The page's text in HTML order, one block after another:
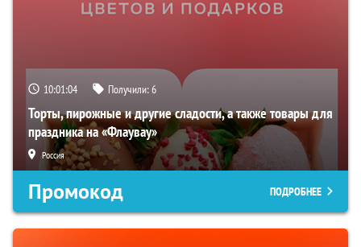
10:01:03 Получили:6
Торты, пирожные и другие сладости, а также товары для
праздника на «Флаувау»
Россия
Промокод ПОДРОБНЕЕ